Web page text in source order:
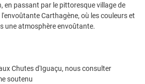
en passant par le pittoresque village de
Carthagène, où les couleurs et
une atmosphère envoûtante.
Chutes d'Iguaçu, nous consulter
soutenu